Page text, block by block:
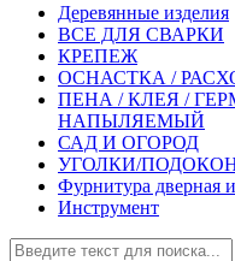
Деревянные изделия
ВСЕ ДЛЯ СВАРКИ
КРЕПЕЖ
ОСНАСТКА /
ПЕНА / КЛЕЯ /
НАПЫЛЯЕМЫЙ
САД И ОГОРОД
УГОЛКИ/
Фурнитура дверная
Инструмент